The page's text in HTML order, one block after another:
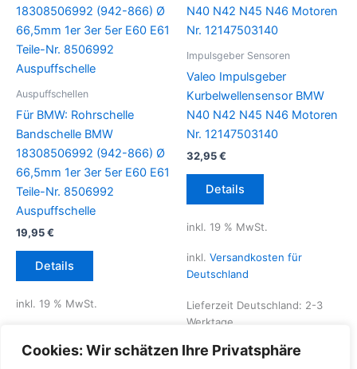
Cookies: Wir schätzen Ihre Privatsphäre
Auspuffschellen
Für BMW: Rohrschelle
Bandschelle BMW
18308506992 (942-866) Ø
66,5mm 1er 3er 5er E60 E61
Teile-Nr. 8506992
Auspuffschelle
19,95€
Details
inkl. 19 % MwSt.
Deutschland
Impulsgeber Sensoren
Valeo Impulsgeber
Kurbelwellensensor BMW
N40 N42 N45 N46 Motoren
Nr. 12147503140
32,95€
Details
inkl. 19 % MwSt.
inkl. Versandkosten für
Deutschland
Lieferzeit Deutschland: 2-3
Werktage